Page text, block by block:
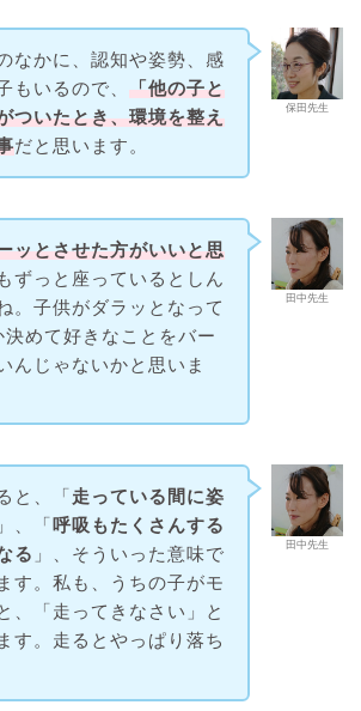
保田先生
なかに、認知や姿勢、感
もいるので、 「他の子と
ついたとき、環境を整え
だと思います。
田中先生
ッとさせた方がいいと思
ずっと座っているとしん
。子供がダラッとなって
めて好きなことをバー
んじゃないかと思いま
田中先生
と、「走っている間に姿
」、「呼吸もたくさんする
る 」、そういった意味で
す。私も、うちの子がモ
、「走ってきなさい」と
す。走るとやっぱり落ち